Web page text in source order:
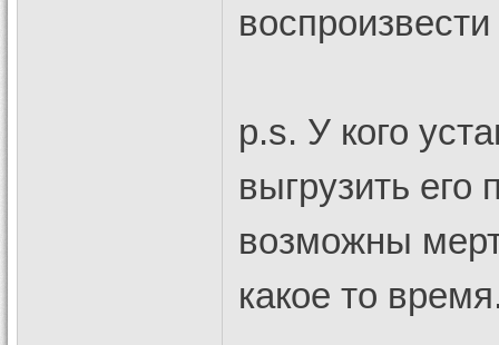
p.s. У кого
выгрузить его
возможны
какое то